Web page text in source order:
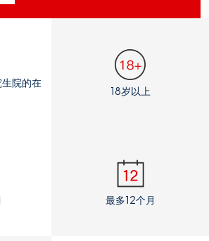
院的在
18岁以上
最多12个月